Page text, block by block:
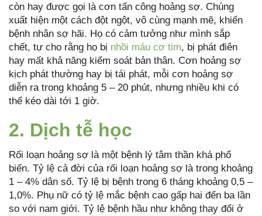
còn hay được gọi là cơn tấn công hoảng sợ. Chúng
xuất hiện một cách đột ngột, vô cùng mạnh mẽ, khiến
bệnh nhân sợ hãi. Họ có cảm tưởng như mình sắp
chết, tự cho rằng họ bị nhồi máu cơ tim, bị phát điên
hay mất khả năng kiểm soát bản thân. Cơn hoảng sợ
kịch phát thường hay bị tái phát, mỗi cơn hoảng sợ
diễn ra trong khoảng 5 – 20 phút, nhưng nhiều khi có
thể kéo dài tới 1 giờ.
2. Dịch tễ học
Rối loạn hoảng sợ là một bệnh lý tâm thần khá phổ
biến. Tỷ lệ cả đời của rối loạn hoảng sợ là trong khoảng
1 – 4% dân số. Tỷ lệ bị bệnh trong 6 tháng khoảng 0,5 –
1,0%. Phụ nữ có tỷ lệ mắc bệnh cao gấp hai đến ba lần
so với nam giới. Tỷ lệ bệnh hầu như không thay đổi ở